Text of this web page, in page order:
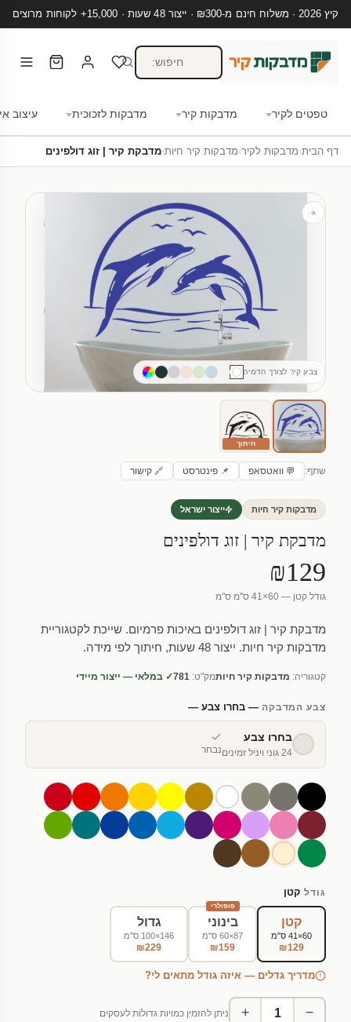
קיץ 2026 · משלוח חינם מ-₪300 · ייצור 48 שעות · 15,000+ לקוחות מרוצים
טפטים לקיר מדבקות קיר מדבקות לזכוכית עיצוב
דף הבית›מדבקות לקיר›מדבקות קיר חיות›מדבקת קיר | זוג דולפינים
צבע קיר לצורך הדמיה
חיתוך
שתף: 💬 וואטסאפ 📌 פינטרסט 🔗 קישור
מדבקות קיר חיות ייצור ישראל
מדבקת קיר | זוג דולפינים
₪129
גודל קטן — 60×41 ס"מ ס"מ
מדבקת קיר | זוג דולפינים באיכות פרמיום. שייכת לקטגוריית
מדבקות קיר חיות. ייצור 48 שעות, חיתוך לפי מידה.
קטגוריה: מדבקות קיר חיותמק"ט: 781✓ במלאי — ייצור מיידי
צבע המדבקה— בחרו צבע —
בחרו צבע
24 גוני ויניל זמינים נבחר
גודל קטן
קטן
60×41 ס"מ
₪129
פופולרי
בינוני
87×60 ס"מ
₪159
גדול
146×100 ס"מ
₪229
מדריך גדלים — איזה גודל מתאים לי?
−
+ ניתן להזמין כמויות גדולות לעסקים